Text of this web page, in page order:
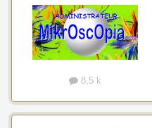
8,5 k